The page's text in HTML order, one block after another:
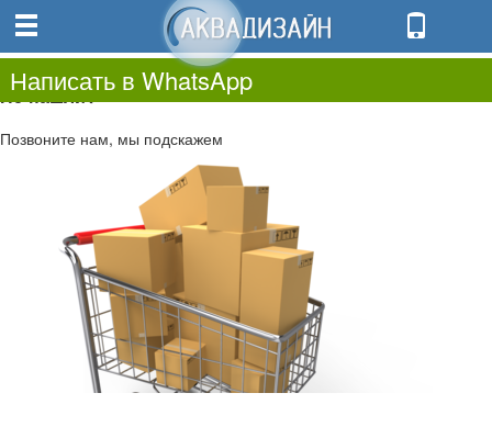
0.00
0
Не нашли?
Позвоните нам, мы подскажем
Написать в WhatsApp